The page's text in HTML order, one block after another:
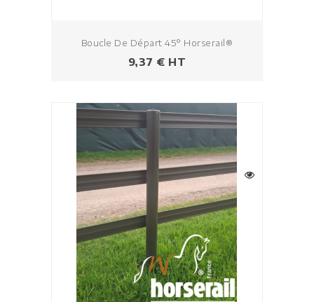
Boucle De Départ 45° Horserail®
Prix
9,37 € HT